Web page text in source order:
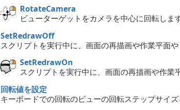
RotateCamera
ビューターゲットをカメラを中心に回転します
SetRedrawOff
スクリプトを実行中に、画面の再描画や作業平面
SetRedrawOn
スクリプトを実行中に、画面の再描画や作業
回転値を設定
キーボードでの回転のビューの回転ステップサイズ